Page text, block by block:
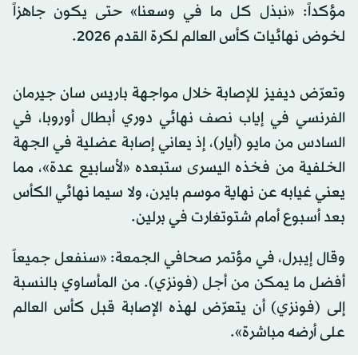
مؤكداً: «نبذل كل ما في وسعنا» حتى يكون جاهزاً
لخوض نهائيات كأس العالم لكرة القدم 2026.
وتعرّض ديفيز للإصابة خلال مواجهة باريس سان جيرمان
الفرنسي في إياب نصف نهائي دوري أبطال أوروبا، في
السادس من مايو (أيار)، إذ يعاني إصابة عضلية في الجهة
الخلفية من فخذه اليسرى ستبعده «لأسابيع عدة»، مما
يعني غيابه عن نهاية موسم بايرن، ولا سيما نهائي الكأس
بعد أسبوع أمام شتوتغارت في برلين.
وقال إيبرل، في مؤتمر صحافي الجمعة: «سنفعل جميعاً
أفضل ما يمكن من أجل (فونزي). من المأساوي بالنسبة
إلى (فونزي) أن يتعرّض لهذه الإصابة قبل كأس العالم
على أرضه مباشرة».